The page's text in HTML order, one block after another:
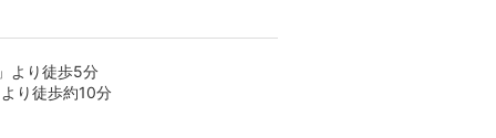
より徒歩5分
り徒歩約10分